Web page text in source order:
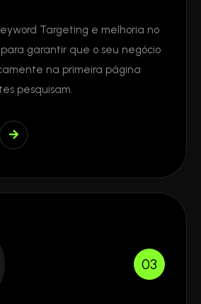
Targeting e melhoria no
garantir que o seu negócio
na primeira página
pesquisam.
03